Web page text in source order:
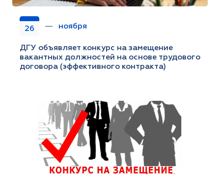
26 ноября
ДГУ объявляет конкурс на замещение
вакантных должностей на основе трудового
договора (эффективного контракта)